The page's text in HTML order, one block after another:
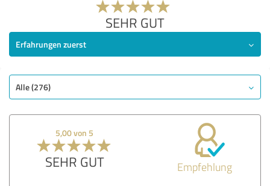
SEHR GUT
Erfahrungen zuerst
Alle (276)
5,00 von 5
SEHR GUT Empfehlung